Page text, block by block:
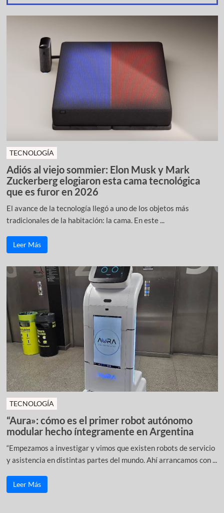
TECNOLOGÍA
Adiós al viejo sommier: Elon Musk y Mark
Zuckerberg elogiaron esta cama tecnológica
que es furor en 2026
El avance de la tecnología llegó a uno de los objetos más
tradicionales de la habitación: la cama. En este ...
Leer Más
TECNOLOGÍA
“Aura»: cómo es el primer robot autónomo
modular hecho íntegramente en Argentina
“Empezamos a investigar y vimos que existen robots de servicio
y asistencia en distintas partes del mundo. Ahí arrancamos con ...
Leer Más